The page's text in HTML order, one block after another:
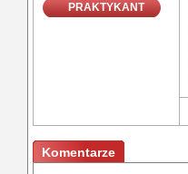
PRAKTYKANT
Komentarze